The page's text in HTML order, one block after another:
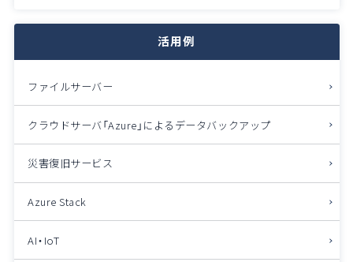
活用例
ファイルサーバー
クラウドサーバ「Azure」によるデータバックアップ
災害復旧サービス
Azure Stack
AI・IoT